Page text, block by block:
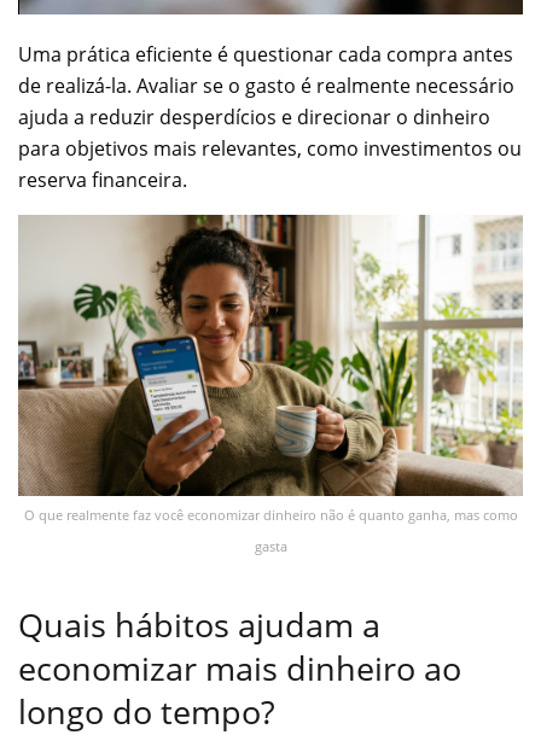
Uma prática eficiente é questionar cada compra antes
de realizá-la. Avaliar se o gasto é realmente necessário
ajuda a reduzir desperdícios e direcionar o dinheiro
para objetivos mais relevantes, como investimentos ou
reserva financeira.
O que realmente faz você economizar dinheiro não é quanto ganha, mas como
gasta
Quais hábitos ajudam a
economizar mais dinheiro ao
longo do tempo?